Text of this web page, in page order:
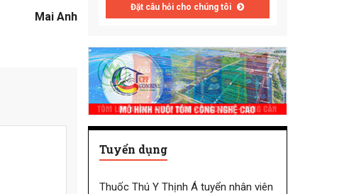
Mai Anh
Đặt câu hỏi cho chúng tôi
Tuyển dụng
Thuốc Thú Y Thịnh Á tuyển nhân viên